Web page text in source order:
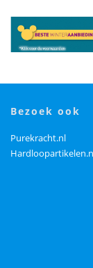
bezoek ook
Purekracht.nl